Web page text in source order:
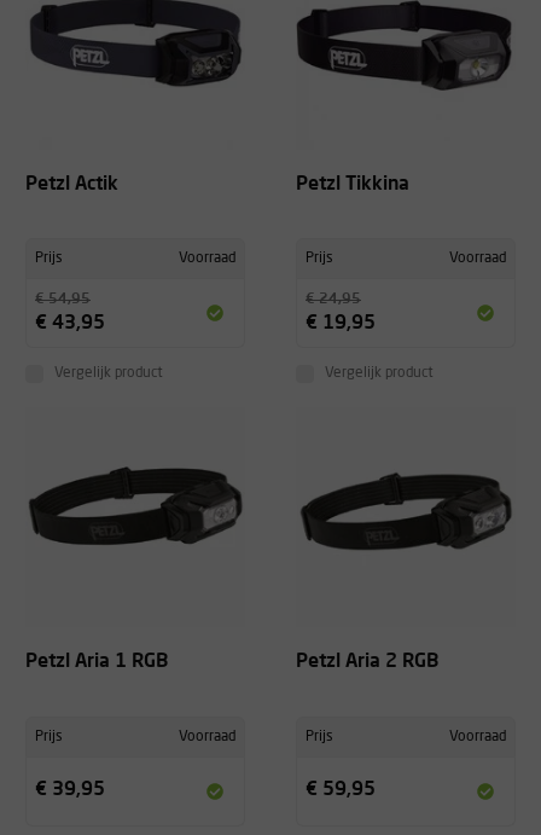
Petzl Actik
Prijs Voorraad
€ 54,95
€ 43,95
Vergelijk product
Petzl Tikkina
Prijs Voorraad
€ 24,95
€ 19,95
Vergelijk product
Petzl Aria 1 RGB
Prijs Voorraad
€ 39,95
Petzl Aria 2 RGB
Prijs Voorraad
€ 59,95